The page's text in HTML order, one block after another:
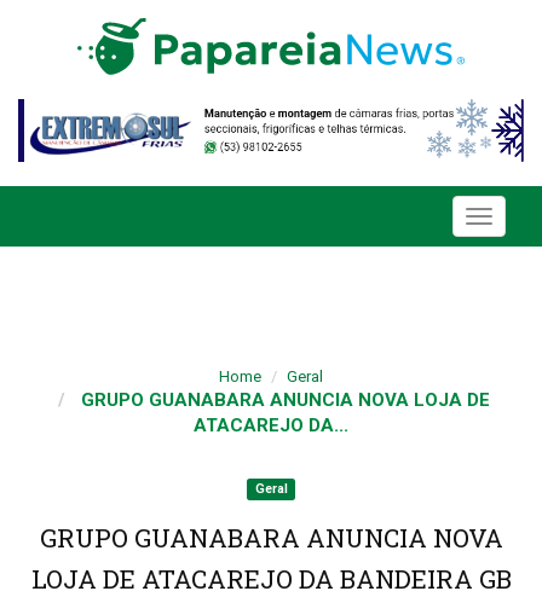
Toggle
Home Geral
GRUPO GUANABARA ANUNCIA NOVA LOJA DE
ATACAREJO DA...
Geral
GRUPO GUANABARA ANUNCIA NOVA
LOJA DE ATACAREJO DA BANDEIRA GB